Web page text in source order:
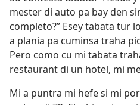
mester di auto pa bay den
completo?” Esey tabata tur
a plania pa cuminsa traha
Pero como cu mi tabata
restaurant di un hotel, mi
Mi a puntra mi hefe si mi